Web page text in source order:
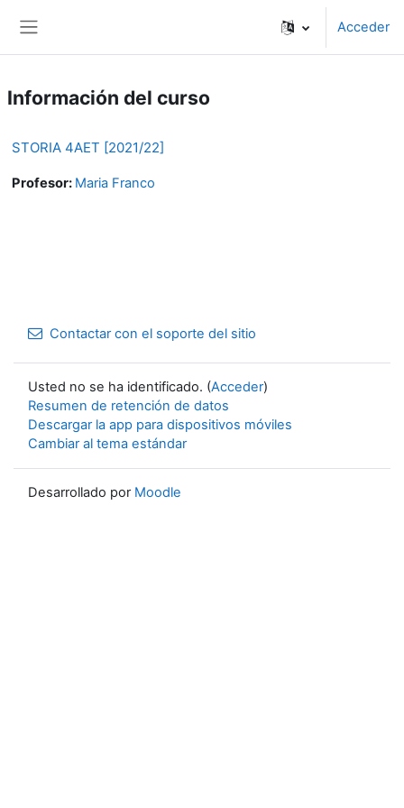
Acceder
Información del curso
STORIA 4AET [2021/22]
Profesor: Maria Franco
Contactar con el soporte del sitio
Usted no se ha identificado. (Acceder)
Resumen de retención de datos
Descargar la app para dispositivos móviles
Cambiar al tema estándar
Desarrollado por Moodle